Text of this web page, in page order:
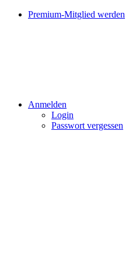
Premium-Mitglied werden
Anmelden
Login
Passwort vergessen